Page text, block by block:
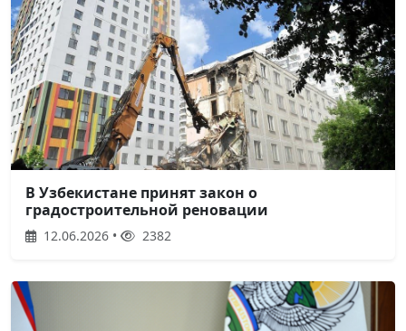
В Узбекистане принят закон о
градостроительной реновации
12.06.2026 • 2382